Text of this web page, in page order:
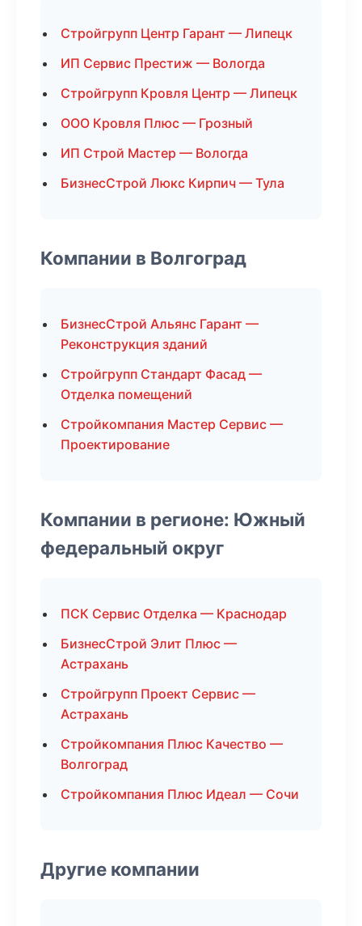
Стройгрупп Центр Гарант — Липецк
ИП Сервис Престиж — Вологда
Стройгрупп Кровля Центр — Липецк
ООО Кровля Плюс — Грозный
ИП Строй Мастер — Вологда
БизнесСтрой Люкс Кирпич — Тула
Компании в Волгоград
БизнесСтрой Альянс Гарант —
Реконструкция зданий
Стройгрупп Стандарт Фасад —
Отделка помещений
Стройкомпания Мастер Сервис —
Проектирование
Компании в регионе: Южный
федеральный округ
ПСК Сервис Отделка — Краснодар
БизнесСтрой Элит Плюс —
Астрахань
Стройгрупп Проект Сервис —
Астрахань
Стройкомпания Плюс Качество —
Волгоград
Стройкомпания Плюс Идеал — Сочи
Другие компании